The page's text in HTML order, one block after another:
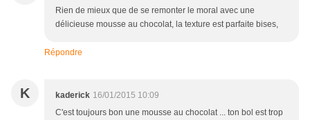
Rien de mieux que de se remonter le moral avec une
délicieuse mousse au chocolat, la texture est parfaite bises,
Répondre
K kaderick 16/01/2015 10:09
C'est toujours bon une mousse au chocolat ... ton bol est trop